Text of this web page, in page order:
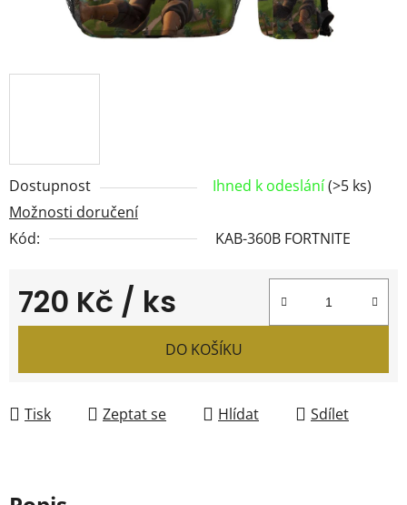
Dostupnost Ihned k odeslání(>5 ks)
Možnosti doručení
Kód:
KAB-360B FORTNITE
720 Kč / ks
Měrná cena:
DO KOŠÍKU
Tisk Zeptat se Hlídat Sdílet